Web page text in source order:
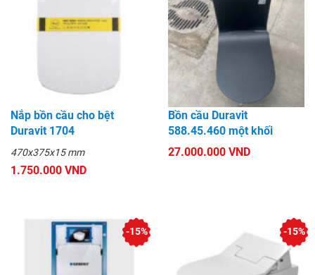
Nắp bồn cầu cho bệt
Duravit 1704
470x375x15 mm
1.750.000 VND
Bồn cầu Duravit
588.45.460 một khối
27.000.000 VND
-15% -15%